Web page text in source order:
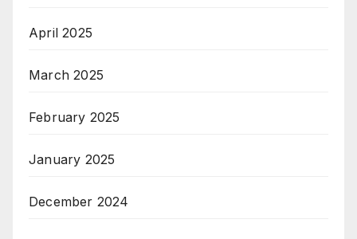
April 2025
March 2025
February 2025
January 2025
December 2024